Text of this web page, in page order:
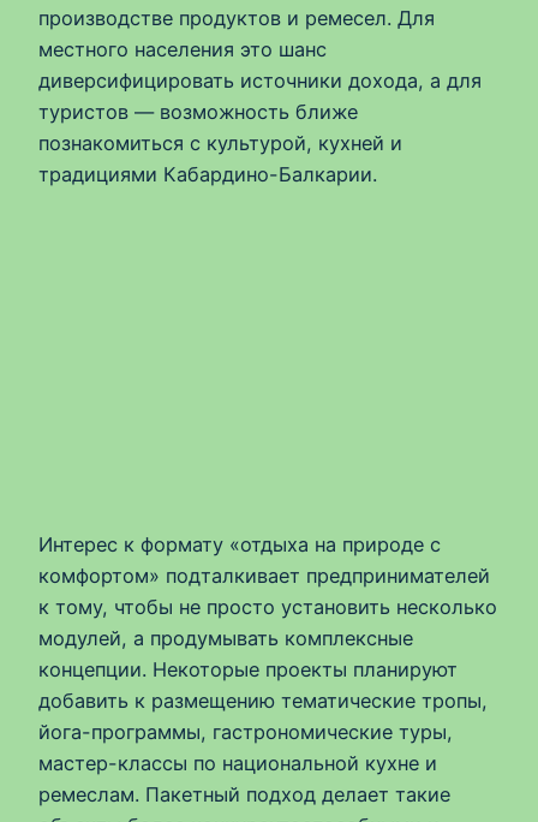
производстве продуктов и ремесел. Для
местного населения это шанс
диверсифицировать источники дохода, а для
туристов — возможность ближе
познакомиться с культурой, кухней и
традициями Кабардино-Балкарии.
Интерес к формату «отдыха на природе с
комфортом» подталкивает предпринимателей
к тому, чтобы не просто установить несколько
модулей, а продумывать комплексные
концепции. Некоторые проекты планируют
добавить к размещению тематические тропы,
йога-программы, гастрономические туры,
мастер-классы по национальной кухне и
ремеслам. Пакетный подход делает такие